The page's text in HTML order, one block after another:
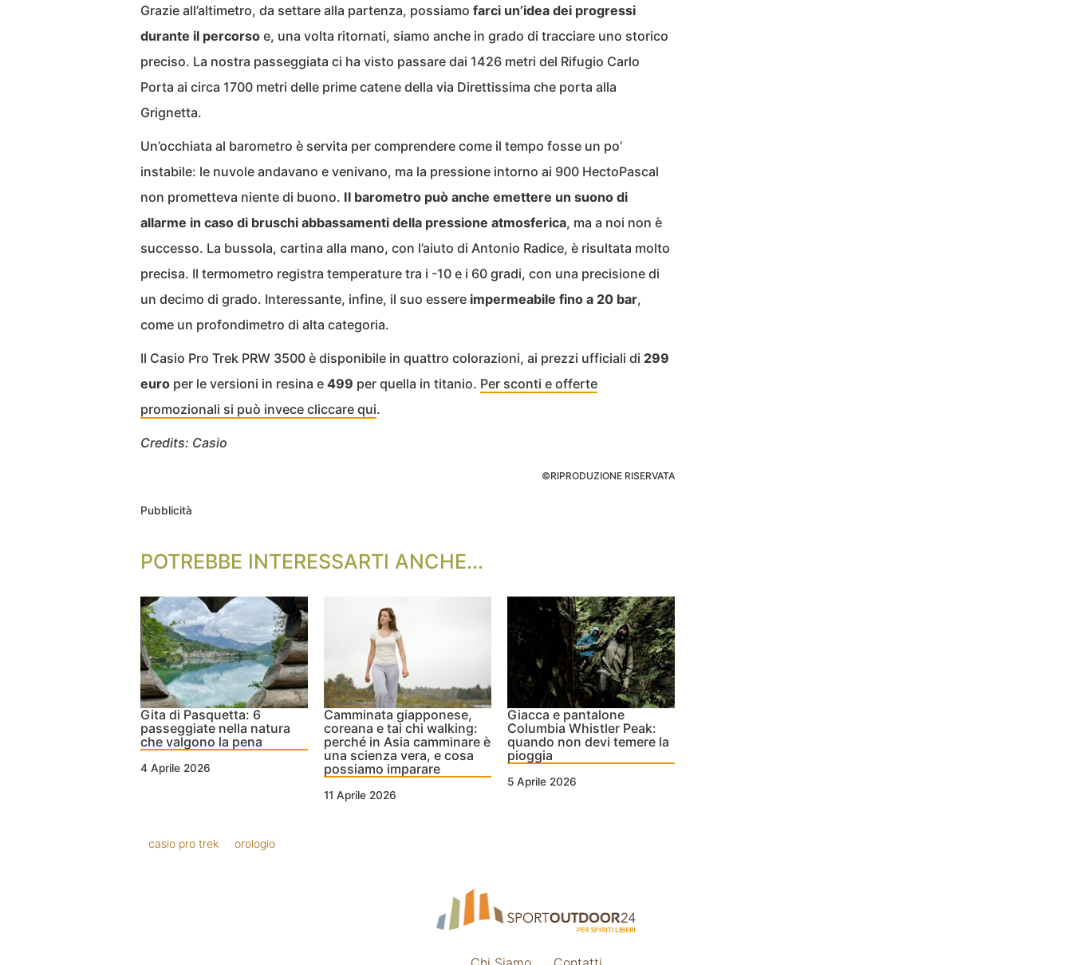
Grazie all’altimetro, da settare alla partenza, possiamo farci un’idea dei progressi
durante il percorso e, una volta ritornati, siamo anche in grado di tracciare uno storico
preciso. La nostra passeggiata ci ha visto passare dai 1426 metri del Rifugio Carlo
Porta ai circa 1700 metri delle prime catene della via Direttissima che porta alla
Grignetta.
Un’occhiata al barometro è servita per comprendere come il tempo fosse un po’
instabile: le nuvole andavano e venivano, ma la pressione intorno ai 900 HectoPascal
non prometteva niente di buono. Il barometro può anche emettere un suono di
allarme in caso di bruschi abbassamenti della pressione atmosferica, ma a noi non è
successo. La bussola, cartina alla mano, con l’aiuto di Antonio Radice, è risultata molto
precisa. Il termometro registra temperature tra i -10 e i 60 gradi, con una precisione di
un decimo di grado. Interessante, infine, il suo essere impermeabile fino a 20 bar,
come un profondimetro di alta categoria.
Il Casio Pro Trek PRW 3500 è disponibile in quattro colorazioni, ai prezzi ufficiali di 299
euro per le versioni in resina e 499 per quella in titanio. Per sconti e offerte
promozionali si può invece cliccare qui.
Credits: Casio
©RIPRODUZIONE RISERVATA
Pubblicità
POTREBBE INTERESSARTI ANCHE...
Gita di Pasquetta: 6
passeggiate nella natura
che valgono la pena
4 Aprile 2026
Camminata giapponese,
coreana e tai chi walking:
perché in Asia camminare è
una scienza vera, e cosa
possiamo imparare
11 Aprile 2026
Giacca e pantalone
Columbia Whistler Peak:
quando non devi temere la
pioggia
5 Aprile 2026
casio pro trek orologio